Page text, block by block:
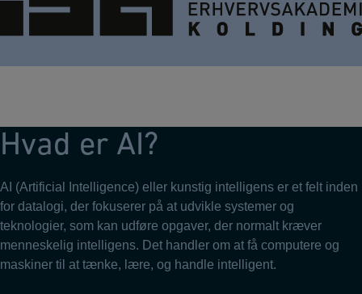
Hvad er AI?
AI (Artificial Intelligence) eller kunstig intelligens er et felt inden
for datalogi, der fokuserer på at udvikle systemer og
teknologier, som kan udføre opgaver, der normalt kræver
menneskelig intelligens. Det handler om at få computere og
maskiner til at tænke, lære, og handle intelligent.